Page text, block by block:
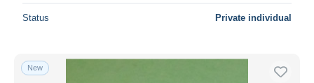
Status Private individual
New